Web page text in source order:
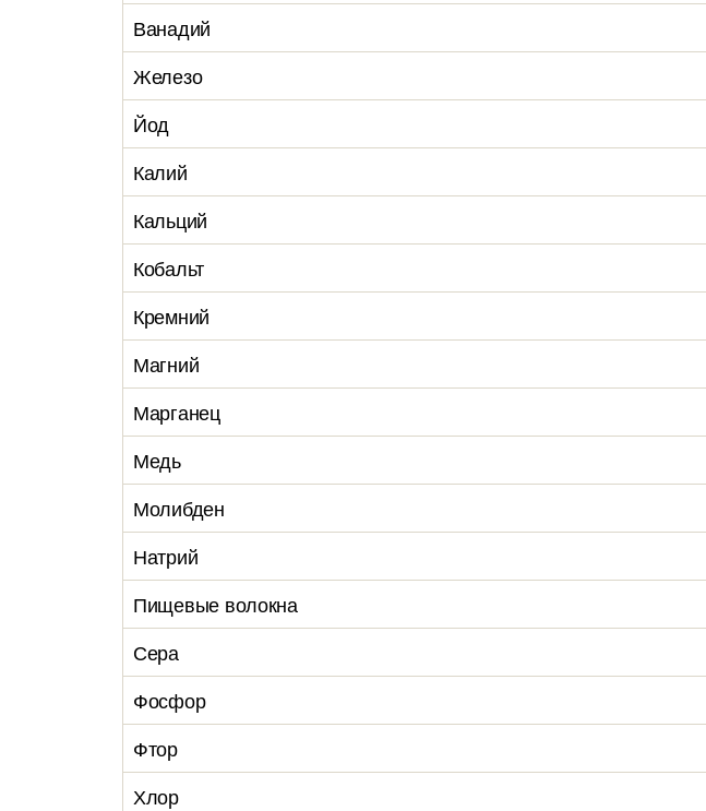
Ванадий
Железо
Йод
Калий
Кальций
Кобальт
Кремний
Магний
Марганец
Медь
Молибден
Натрий
Пищевые волокна
Сера
Фосфор
Фтор
Хлор